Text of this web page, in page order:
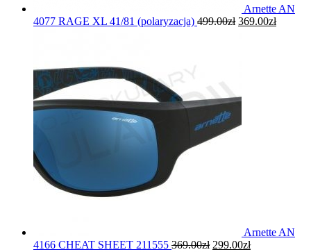
Arnette AN
4077 RAGE XL 41/81 (polaryzacja) 499.00zł 369.00zł
Arnette AN
4166 CHEAT SHEET 211555 369.00zł 299.00zł